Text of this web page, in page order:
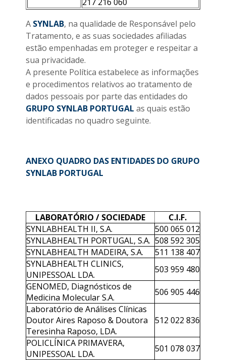
A SYNLAB, na qualidade de Responsável pelo
Tratamento, e as suas sociedades afiliadas
estão empenhadas em proteger e respeitar a
sua privacidade.
A presente Política estabelece as informações
e procedimentos relativos ao tratamento de
dados pessoais por parte das entidades do
GRUPO SYNLAB PORTUGAL as quais estão
identificadas no quadro seguinte.
ANEXO QUADRO DAS ENTIDADES DO GRUPO
SYNLAB PORTUGAL
LABORATÓRIO / SOCIEDADE
C.I.F.
SYNLABHEALTH II, S.A.
500 065 012
SYNLABHEALTH PORTUGAL, S.A. 508 592 305
SYNLABHEALTH MADEIRA, S.A.
511 138 407
SYNLABHEALTH CLINICS,
UNIPESSOAL LDA.
503 959 480
GENOMED, Diagnósticos de
Medicina Molecular S.A.
506 905 446
Laboratório de Análises Clínicas
Doutor Aires Raposo & Doutora
Teresinha Raposo, LDA.
512 022 836
POLICLÍNICA PRIMAVERA,
UNIPESSOAL LDA.
501 078 037